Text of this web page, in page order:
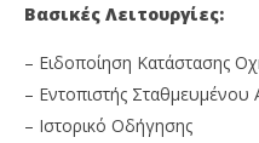
Βασικές Λειτουργίες:
– Ειδοποίηση Κατάστασης
– Εντοπιστής Σταθμευμένου
– Ιστορικό Οδήγησης